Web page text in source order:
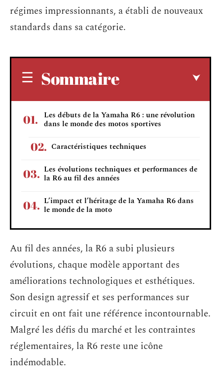
régimes impressionnants, a établi de nouveaux
standards dans sa catégorie.
Sommaire
Les débuts de la Yamaha R6 : une révolution
dans le monde des motos sportives
Caractéristiques techniques
Les évolutions techniques et performances de
la R6 au fil des années
L’impact et l’héritage de la Yamaha R6 dans
le monde de la moto
Au fil des années, la R6 a subi plusieurs
évolutions, chaque modèle apportant des
améliorations technologiques et esthétiques.
Son design agressif et ses performances sur
circuit en ont fait une référence incontournable.
Malgré les défis du marché et les contraintes
réglementaires, la R6 reste une icône
indémodable.